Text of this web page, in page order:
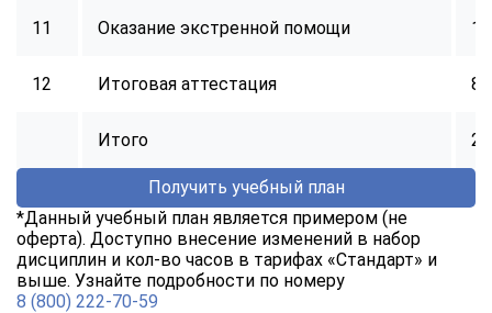
11 Оказание экстренной помощи 16
12 Итоговая аттестация 8
Итого
Получить учебный план
*Данный учебный план является примером (не
оферта). Доступно внесение изменений в набор
дисциплин и кол-во часов в тарифах «Стандарт» и
выше. Узнайте подробности по номеру
8 (800) 222-70-59